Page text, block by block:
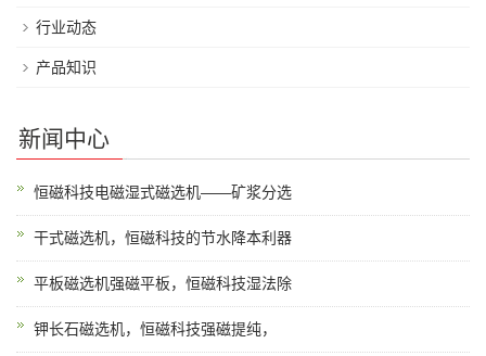
行业动态
产品知识
新闻中心
恒磁科技电磁湿式磁选机——矿浆分选
干式磁选机，恒磁科技的节水降本利器
平板磁选机强磁平板，恒磁科技湿法除
钾长石磁选机，恒磁科技强磁提纯，